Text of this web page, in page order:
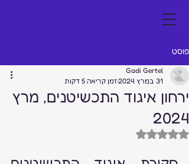
פוסט
ירחון איגוד התכשיטנים, מרץ
2024
Gadi Gertel
31 במרץ 2024
זמן קריאה 5 דקות
דירוג של NaN מתוך 5 כוכבים